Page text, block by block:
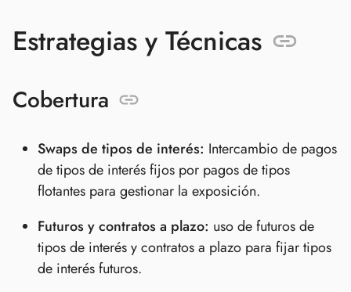
Estrategias y Técnicas
Cobertura
Swaps de tipos de interés: Intercambio de pagos
de tipos de interés fijos por pagos de tipos
flotantes para gestionar la exposición.
Futuros y contratos a plazo: uso de futuros de
tipos de interés y contratos a plazo para fijar tipos
de interés futuros.